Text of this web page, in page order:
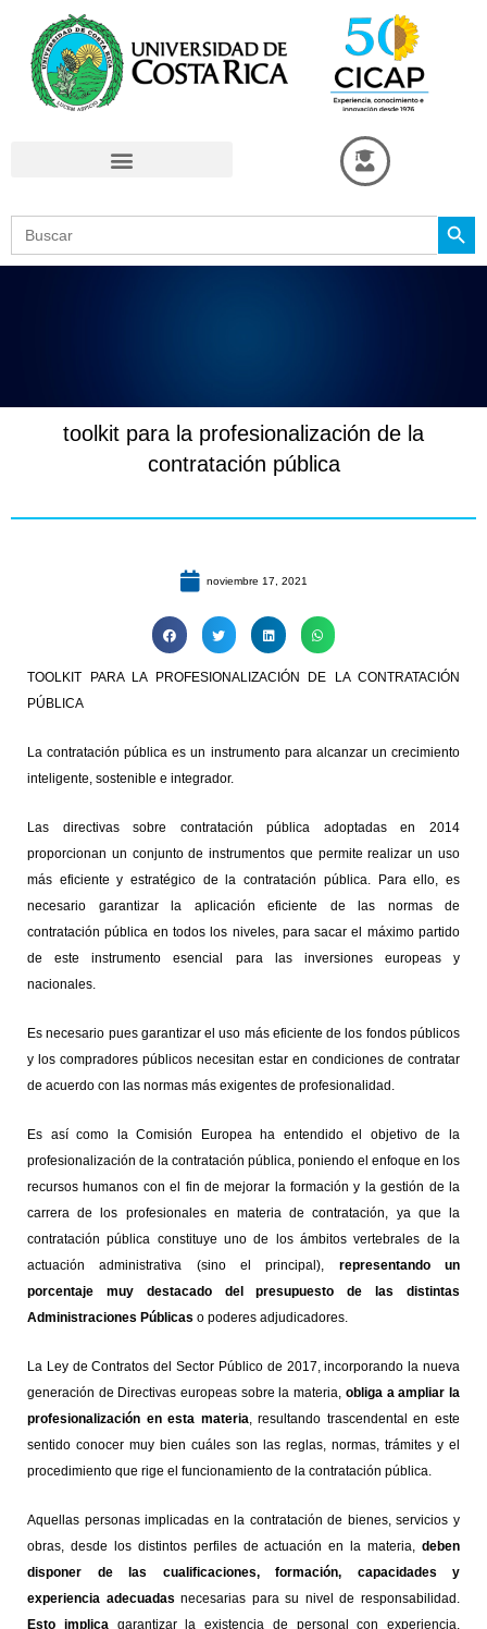
contenido
Search
for:
Search Button
toolkit para la profesionalización de la
contratación pública
noviembre 17, 2021
TOOLKIT PARA LA PROFESIONALIZACIÓN DE LA CONTRATACIÓN
PÚBLICA
La contratación pública es un instrumento para alcanzar un crecimiento
inteligente, sostenible e integrador.
Las directivas sobre contratación pública adoptadas en 2014
proporcionan un conjunto de instrumentos que permite realizar un uso
más eficiente y estratégico de la contratación pública. Para ello, es
necesario garantizar la aplicación eficiente de las normas de
contratación pública en todos los niveles, para sacar el máximo partido
de este instrumento esencial para las inversiones europeas y
nacionales.
Es necesario pues garantizar el uso más eficiente de los fondos públicos
y los compradores públicos necesitan estar en condiciones de contratar
de acuerdo con las normas más exigentes de profesionalidad.
Es así como la Comisión Europea ha entendido el objetivo de la
profesionalización de la contratación pública, poniendo el enfoque en los
recursos humanos con el fin de mejorar la formación y la gestión de la
carrera de los profesionales en materia de contratación, ya que la
contratación pública constituye uno de los ámbitos vertebrales de la
actuación administrativa (sino el principal), representando un
porcentaje muy destacado del presupuesto de las distintas
Administraciones Públicas o poderes adjudicadores.
La Ley de Contratos del Sector Público de 2017, incorporando la nueva
generación de Directivas europeas sobre la materia, obliga a ampliar la
profesionalización en esta materia, resultando trascendental en este
sentido conocer muy bien cuáles son las reglas, normas, trámites y el
procedimiento que rige el funcionamiento de la contratación pública.
Aquellas personas implicadas en la contratación de bienes, servicios y
obras, desde los distintos perfiles de actuación en la materia, deben
disponer de las cualificaciones, formación, capacidades y
experiencia adecuadas necesarias para su nivel de responsabilidad.
Esto implicagarantizar la existencia de personal con experiencia,